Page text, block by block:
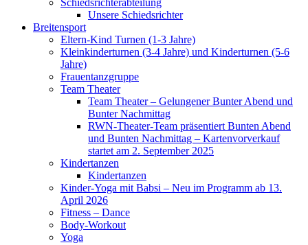
Schiedsrichterabteilung
Unsere Schiedsrichter
Breitensport
Eltern-Kind Turnen (1-3 Jahre)
Kleinkinderturnen (3-4 Jahre) und Kinderturnen (5-6
Jahre)
Frauentanzgruppe
Team Theater
Team Theater – Gelungener Bunter Abend und
Bunter Nachmittag
RWN-Theater-Team präsentiert Bunten Abend
und Bunten Nachmittag – Kartenvorverkauf
startet am 2. September 2025
Kindertanzen
Kindertanzen
Kinder-Yoga mit Babsi – Neu im Programm ab 13.
April 2026
Fitness – Dance
Body-Workout
Yoga